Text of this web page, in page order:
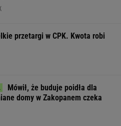
przetargi w CPK. Kwota robi
Mówił, że buduje poidła dla
domy w Zakopanem czeka